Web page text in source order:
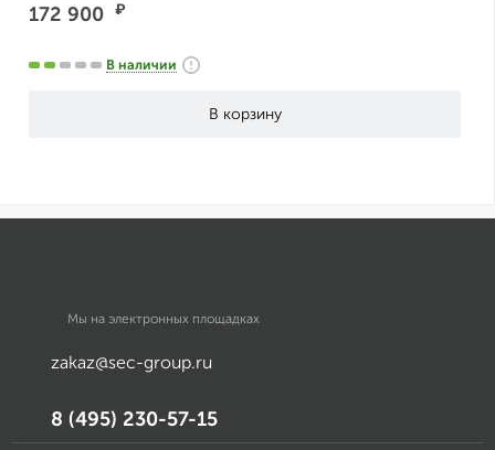
172 900 ₽
В наличии
Мы на электронных площадках
zakaz@sec-group.ru
8 (495) 230-57-15